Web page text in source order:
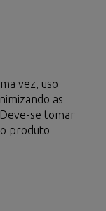
vez, uso
as
se tomar
produto